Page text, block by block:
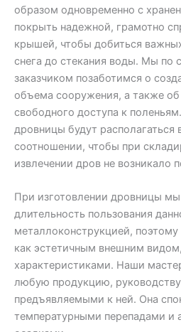
образом одновременно с
покрыть надежной, грамотно
крышей, чтобы добиться
снега до стекания воды. Мы по
заказчиком позаботимся о
объема сооружения, а также об
свободного доступа к
дровницы будут располагаться
соотношении, чтобы при
извлечении дров не возникало
При изготовлении дровницы
длительность пользования
металлоконструкцией,
как эстетичным внешним
характеристиками. Наши
любую продукцию,
предъявляемыми к ней. Она
температурными перепадами и